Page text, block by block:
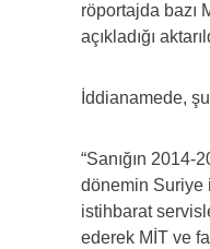
röportajda bazı
açıkladığı
İddianamede,
“Sanığın 2014-
dönemin Suriye
istihbarat
ederek MİT ve